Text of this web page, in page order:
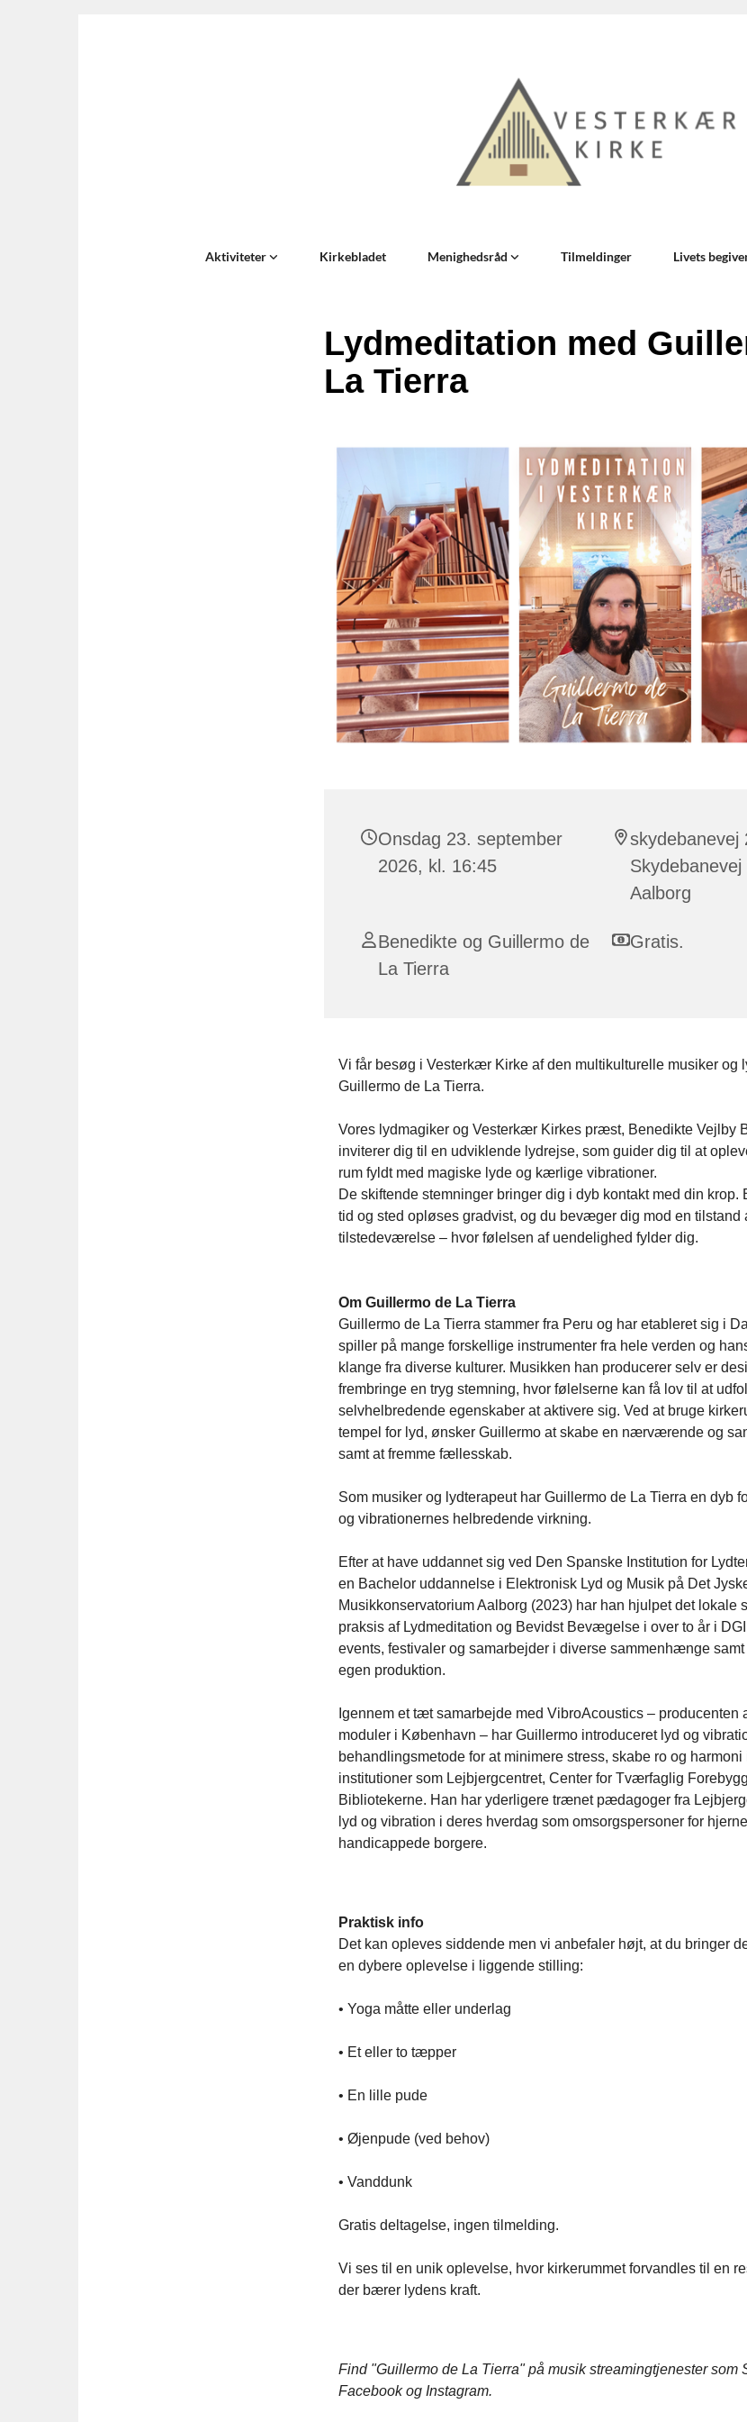
Aktiviteter Kirkebladet Menighedsråd Tilmeldinger Livets
Lydmeditation med
La Tierra
Onsdag 23. september
2026, kl. 16:45
skydebanevej
Aalborg
Benedikte og Guillermo de
La Tierra
Gratis.
Vi får besøg i Vesterkær Kirke af den multikulturelle musiker og
Guillermo de La Tierra.
Vores lydmagiker og Vesterkær Kirkes præst, Benedikte Vejlby
inviterer dig til en udviklende lydrejse, som guider dig til at
rum fyldt med magiske lyde og kærlige vibrationer.
De skiftende stemninger bringer dig i dyb kontakt med din krop.
tid og sted opløses gradvist, og du bevæger dig mod en tilstand
tilstedeværelse – hvor følelsen af uendelighed fylder dig.
Om Guillermo de La Tierra
Guillermo de La Tierra stammer fra Peru og har etableret sig i
spiller på mange forskellige instrumenter fra hele verden og
klange fra diverse kulturer. Musikken han producerer selv er
frembringe en tryg stemning, hvor følelserne kan få lov til at
selvhelbredende egenskaber at aktivere sig. Ved at bruge
tempel for lyd, ønsker Guillermo at skabe en nærværende og
samt at fremme fællesskab.
Som musiker og lydterapeut har Guillermo de La Tierra en dyb
og vibrationernes helbredende virkning.
Efter at have uddannet sig ved Den Spanske Institution for
en Bachelor uddannelse i Elektronisk Lyd og Musik på Det
Musikkonservatorium Aalborg (2023) har han hjulpet det lokale
praksis af Lydmeditation og Bevidst Bevægelse i over to år i
events, festivaler og samarbejder i diverse sammenhænge
egen produktion.
Igennem et tæt samarbejde med VibroAcoustics – producenten
moduler i København – har Guillermo introduceret lyd og
behandlingsmetode for at minimere stress, skabe ro og harmoni
institutioner som Lejbjergcentret, Center for Tværfaglig
Bibliotekerne. Han har yderligere trænet pædagoger fra
lyd og vibration i deres hverdag som omsorgspersoner for
handicappede borgere.
Praktisk info
Det kan opleves siddende men vi anbefaler højt, at du bringer
en dybere oplevelse i liggende stilling:
• Yoga måtte eller underlag
• Et eller to tæpper
• En lille pude
• Øjenpude (ved behov)
• Vanddunk
Gratis deltagelse, ingen tilmelding.
Vi ses til en unik oplevelse, hvor kirkerummet forvandles til en
der bærer lydens kraft.
Find "Guillermo de La Tierra" på musik streamingtjenester som
Facebook og Instagram.